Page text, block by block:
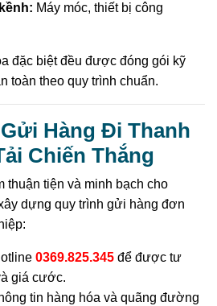
Máy móc, thiết bị công
đặc biệt đều được đóng gói kỹ
toàn theo quy trình chuẩn.
Hàng Đi Thanh
Chiến Thắng
thuận tiện và minh bạch cho
dựng quy trình gửi hàng đơn
0369.825.345 để được tư
giá cước.
tin hàng hóa và quãng đường